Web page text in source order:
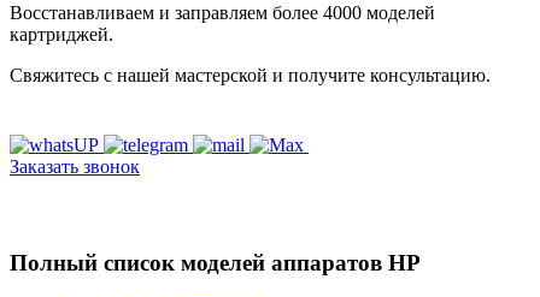
Восстанавливаем и заправляем более 4000 моделей
картриджей.
Свяжитесь с нашей мастерской и получите консультацию.
Заказать звонок
Полный список моделей аппаратов HP